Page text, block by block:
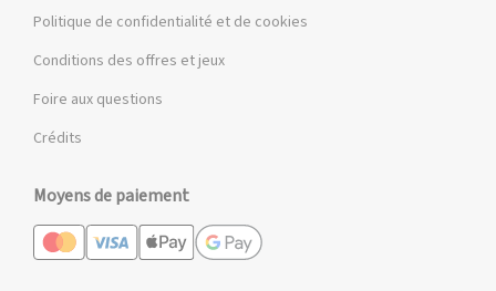
Politique de confidentialité et de cookies
Conditions des offres et jeux
Foire aux questions
Crédits
Moyens de paiement